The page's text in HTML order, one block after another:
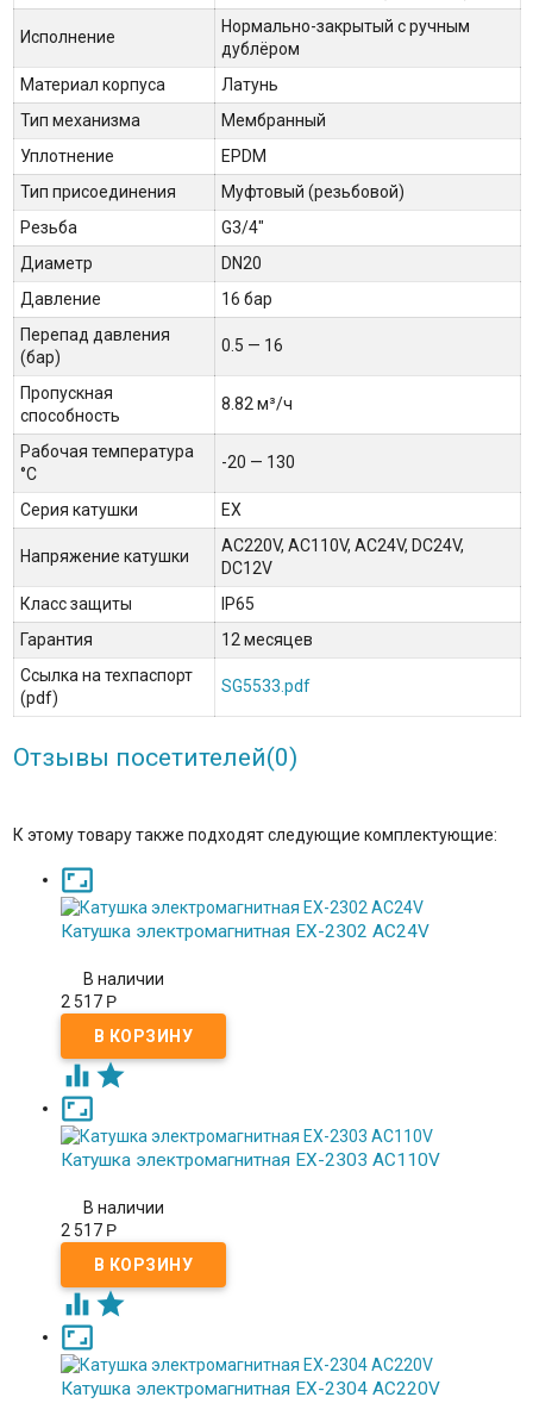
Исполнение
Нормально-закрытый с ручным
дублёром
Материал корпуса
Латунь
Тип механизма
Мембранный
Уплотнение
EPDM
Тип присоединения
Муфтовый (резьбовой)
Резьба
G3/4"
Диаметр
DN20
Давление
16 бар
Перепад давления
(бар)
0.5 — 16
Пропускная
способность
8.82 м³/ч
Рабочая температура
°С
-20 — 130
Серия катушки EX
Напряжение катушки
AC220V, AC110V, AC24V, DC24V,
DC12V
Класс защиты
IP65
Гарантия
12 месяцев
Ссылка на техпаспорт
(pdf)
SG5533.pdf
Отзывы посетителей(0)
К этому товару также подходят следующие комплектующие:

Катушка электромагнитная EX-2302 AC24V
В наличии
2 517 Р
 

Катушка электромагнитная EX-2303 AC110V
В наличии
2 517 Р
 

Катушка электромагнитная EX-2304 AC220V